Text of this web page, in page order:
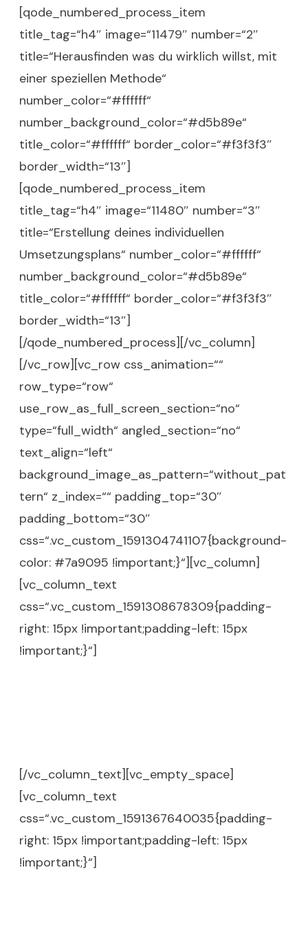
[qode_numbered_process_item
title_tag=“h4″ image=“11479″ number=“2″
title=“Herausfinden was du wirklich willst, mit
einer speziellen Methode“
number_color=“#ffffff“
number_background_color=“#d5b89e“
title_color=“#ffffff“ border_color=“#f3f3f3″
border_width=“13″]
[qode_numbered_process_item
title_tag=“h4″ image=“11480″ number=“3″
title=“Erstellung deines individuellen
Umsetzungsplans“ number_color=“#ffffff“
number_background_color=“#d5b89e“
title_color=“#ffffff“ border_color=“#f3f3f3″
border_width=“13″]
[/qode_numbered_process][/vc_column]
[/vc_row][vc_row css_animation=““
row_type=“row“
use_row_as_full_screen_section=“no“
type=“full_width“ angled_section=“no“
text_align=“left“
background_image_as_pattern=“without_pat
tern“ z_index=““ padding_top=“30″
padding_bottom=“30″
css=“.vc_custom_1591304741107{background-
color: #7a9095 !important;}“][vc_column]
[vc_column_text
css=“.vc_custom_1591308678309{padding-
right: 15px !important;padding-left: 15px
!important;}“]
[/vc_column_text][vc_empty_space]
[vc_column_text
css=“.vc_custom_1591367640035{padding-
right: 15px !important;padding-left: 15px
!important;}“]